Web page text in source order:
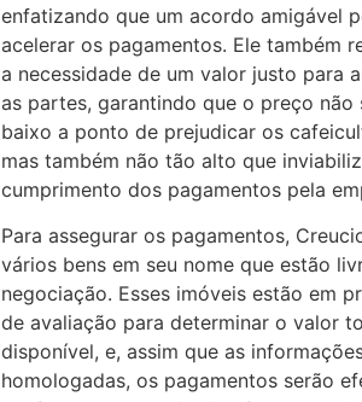
enfatizando que um acordo amigável
acelerar os pagamentos. Ele também
a necessidade de um valor justo para
as partes, garantindo que o preço não
baixo a ponto de prejudicar os
mas também não tão alto que
cumprimento dos pagamentos pela
Para assegurar os pagamentos,
vários bens em seu nome que estão
negociação. Esses imóveis estão em
de avaliação para determinar o valor
disponível, e, assim que as
homologadas, os pagamentos serão